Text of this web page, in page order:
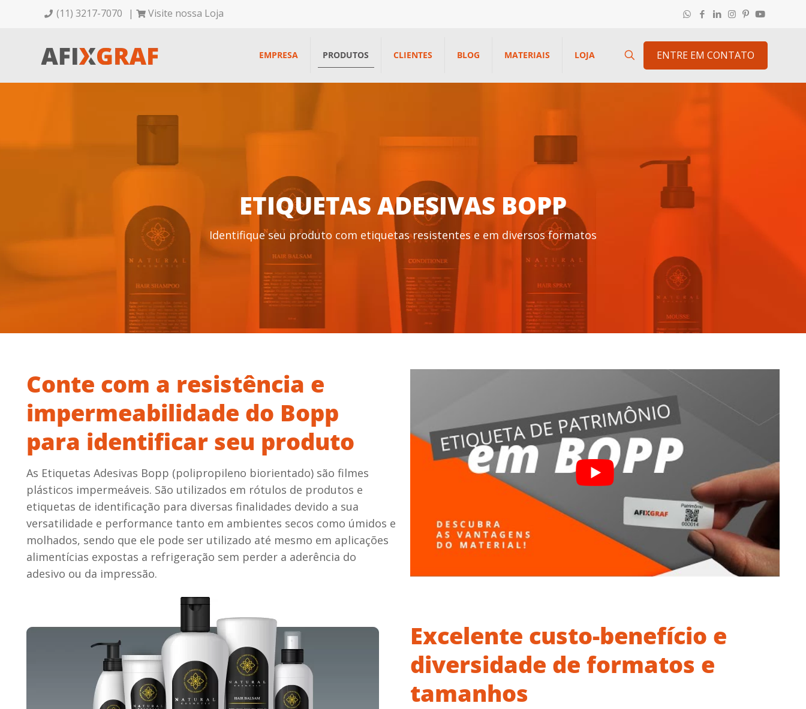
(11) 3217-7070 | Visite nossa Loja
EMPRESA PRODUTOS CLIENTES BLOG MATERIAIS LOJA ENTRE EM CONTATO
ETIQUETAS ADESIVAS BOPP
Identifique seu produto com etiquetas resistentes e em diversos formatos
Conte com a resistência e
impermeabilidade do Bopp
para identificar seu produto
As Etiquetas Adesivas Bopp (polipropileno biorientado) são filmes
plásticos impermeáveis. São utilizados em rótulos de produtos e
etiquetas de identificação para diversas finalidades devido a sua
versatilidade e performance tanto em ambientes secos como úmidos e
molhados, sendo que ele pode ser utilizado até mesmo em aplicações
alimentícias expostas a refrigeração sem perder a aderência do
adesivo ou da impressão.
Excelente custo-benefício e
diversidade de formatos e
tamanhos